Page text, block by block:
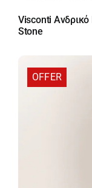
price
was:
τρέχουσα
τιμή
46,20 €.
Visconti
Stone
OFFER